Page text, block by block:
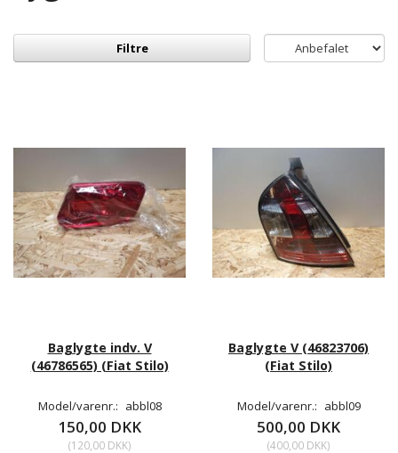
Filtre
Baglygte indv. V
(46786565) (Fiat Stilo)
Model/varenr.: abbl08
150,00 DKK
(120,00 DKK)
Baglygte V (46823706)
(Fiat Stilo)
Model/varenr.: abbl09
500,00 DKK
(400,00 DKK)